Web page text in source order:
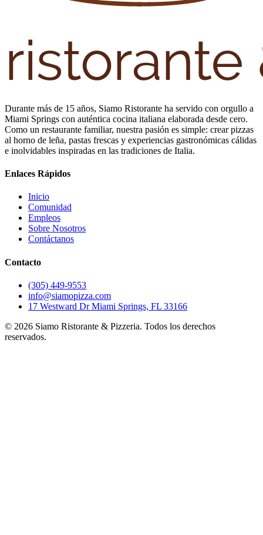
Durante más de 15 años, Siamo Ristorante ha servido con orgullo a
Miami Springs con auténtica cocina italiana elaborada desde cero.
Como un restaurante familiar, nuestra pasión es simple: crear pizzas
al horno de leña, pastas frescas y experiencias gastronómicas cálidas
e inolvidables inspiradas en las tradiciones de Italia.
Enlaces Rápidos
Inicio
Comunidad
Empleos
Sobre Nosotros
Contáctanos
Contacto
(305) 449-9553
info@siamopizza.com
17 Westward Dr Miami Springs, FL 33166
© 2026 Siamo Ristorante & Pizzeria. Todos los derechos
reservados.